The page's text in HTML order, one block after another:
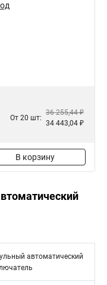
От 20 шт:
36 255,44 ₽
34 443,04 ₽
В корзину
автоматический